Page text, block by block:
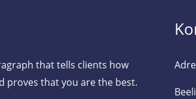
that tells clients how
proves that you are the best.